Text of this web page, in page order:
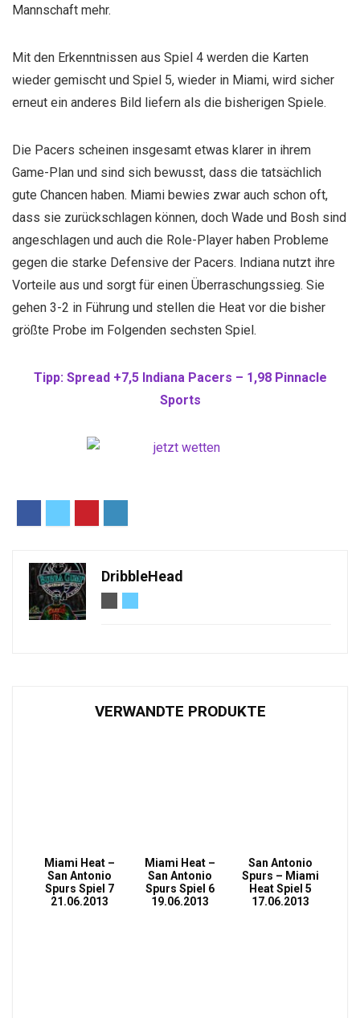
Mannschaft mehr.
Mit den Erkenntnissen aus Spiel 4 werden die Karten
wieder gemischt und Spiel 5, wieder in Miami, wird sicher
erneut ein anderes Bild liefern als die bisherigen Spiele.
Die Pacers scheinen insgesamt etwas klarer in ihrem
Game-Plan und sind sich bewusst, dass die tatsächlich
gute Chancen haben. Miami bewies zwar auch schon oft,
dass sie zurückschlagen können, doch Wade und Bosh sind
angeschlagen und auch die Role-Player haben Probleme
gegen die starke Defensive der Pacers. Indiana nutzt ihre
Vorteile aus und sorgt für einen Überraschungssieg. Sie
gehen 3-2 in Führung und stellen die Heat vor die bisher
größte Probe im Folgenden sechsten Spiel.
Tipp: Spread +7,5 Indiana Pacers – 1,98 Pinnacle
Sports
DribbleHead
VERWANDTE PRODUKTE
Miami Heat –
San Antonio
Spurs Spiel 7
21.06.2013
Miami Heat –
San Antonio
Spurs Spiel 6
19.06.2013
San Antonio
Spurs – Miami
Heat Spiel 5
17.06.2013